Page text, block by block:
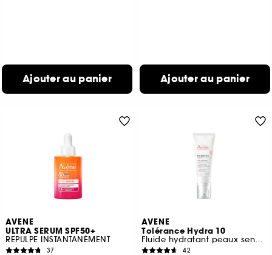
Ajouter au panier Ajouter au panier
AVENE
ULTRA SERUM SPF50+
REPULPE INSTANTANÉMENT
37
AVENE
Tolérance Hydra 10
Fluide hydratant peaux sensibles normales à mixtes
42